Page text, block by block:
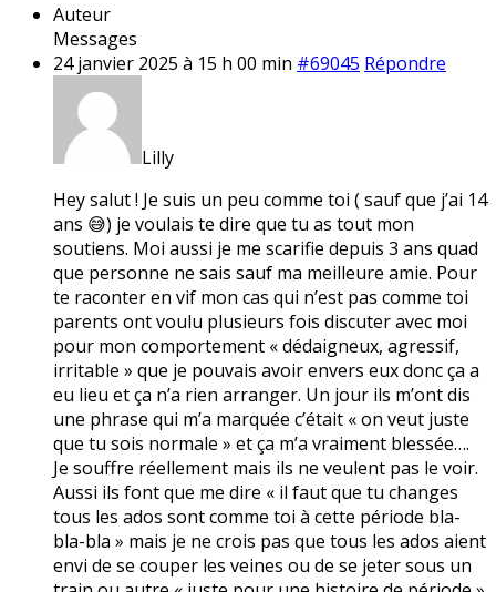
Auteur
Messages
24 janvier 2025 à 15 h 00 min #69045 Répondre
Lilly
Hey salut ! Je suis un peu comme toi ( sauf que j’ai 14
ans 😅) je voulais te dire que tu as tout mon
soutiens. Moi aussi je me scarifie depuis 3 ans quad
que personne ne sais sauf ma meilleure amie. Pour
te raconter en vif mon cas qui n’est pas comme toi
parents ont voulu plusieurs fois discuter avec moi
pour mon comportement « dédaigneux, agressif,
irritable » que je pouvais avoir envers eux donc ça a
eu lieu et ça n’a rien arranger. Un jour ils m’ont dis
une phrase qui m’a marquée c’était « on veut juste
que tu sois normale » et ça m’a vraiment blessée….
Je souffre réellement mais ils ne veulent pas le voir.
Aussi ils font que me dire « il faut que tu changes
tous les ados sont comme toi à cette période bla-
bla-bla » mais je ne crois pas que tous les ados aient
envi de se couper les veines ou de se jeter sous un